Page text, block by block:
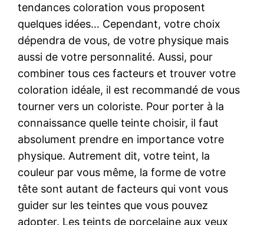
tendances coloration vous proposent
quelques idées… Cependant, votre choix
dépendra de vous, de votre physique mais
aussi de votre personnalité. Aussi, pour
combiner tous ces facteurs et trouver votre
coloration idéale, il est recommandé de vous
tourner vers un coloriste. Pour porter à la
connaissance quelle teinte choisir, il faut
absolument prendre en importance votre
physique. Autrement dit, votre teint, la
couleur par vous même, la forme de votre
tête sont autant de facteurs qui vont vous
guider sur les teintes que vous pouvez
adopter. Les teints de porcelaine aux yeux